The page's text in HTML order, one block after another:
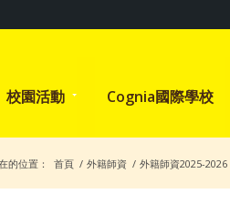
校園活動 Cognia國際學校
的位置： 首頁 / 外籍師資 / 外籍師資2025-2026